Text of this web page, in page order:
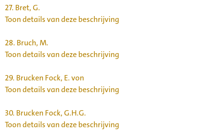
27. Bret, G.
Toon details van deze beschrijving
28. Bruch, M.
Toon details van deze beschrijving
29. Brucken Fock, E. von
Toon details van deze beschrijving
30. Brucken Fock, G.H.G.
Toon details van deze beschrijving